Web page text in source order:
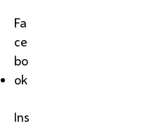
Fa
ce
bo
ok
Ins